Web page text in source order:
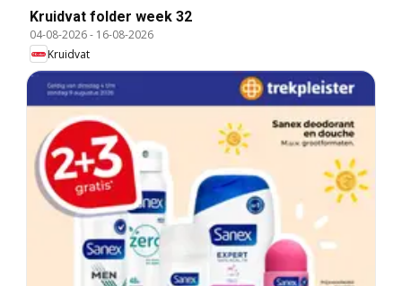
Kruidvat folder week 32
04-08-2026- 16-08-2026
Kruidvat